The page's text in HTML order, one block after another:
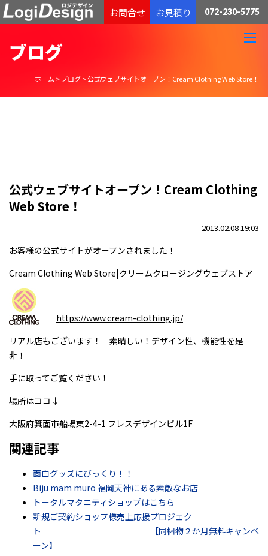
通販物流専門 低価格・発送代行のロジデザイン
お問合せ お見積り 072-230-5775
ブログ
ホーム >ブログ>公式ウェブサイトオープン！Cream Clothing Web Store！
公式ウェブサイトオープン！Cream Clothing
Web Store！
2013.02.08 19:03
お客様の公式サイトがオープンされました！
Cream Clothing Web Store|クリームクロージングウェブストア
https://www.cream-clothing.jp/
リアル店もございます！ 素晴しい！デザイン性、機能性を是
非！
手に取ってご覧ください！
場所はココ↓
大阪府箕面市船場東2-4-1 フレスデザインビル1F
関連記事
面白グッズにびっくり！！
Biju mam muro 福岡天神にある素敵なお店
トータルマタニティショップはこちら
新規ご契約ショップ様売上応援プロジェク
ト 【同梱物２か月無料キャンペ
ーン】